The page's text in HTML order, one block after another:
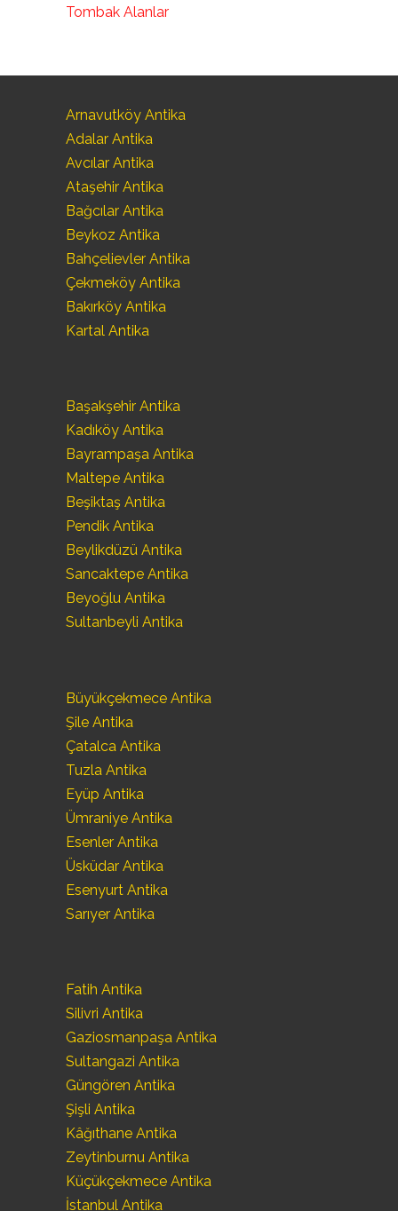
Tombak Alanlar
Arnavutköy Antika
Adalar Antika
Avcılar Antika
Ataşehir Antika
Bağcılar Antika
Beykoz Antika
Bahçelievler Antika
Çekmeköy Antika
Bakırköy Antika
Kartal Antika
Başakşehir Antika
Kadıköy Antika
Bayrampaşa Antika
Maltepe Antika
Beşiktaş Antika
Pendik Antika
Beylikdüzü Antika
Sancaktepe Antika
Beyoğlu Antika
Sultanbeyli Antika
Büyükçekmece Antika
Şile Antika
Çatalca Antika
Tuzla Antika
Eyüp Antika
Ümraniye Antika
Esenler Antika
Üsküdar Antika
Esenyurt Antika
Sarıyer Antika
Fatih Antika
Silivri Antika
Gaziosmanpaşa Antika
Sultangazi Antika
Güngören Antika
Şişli Antika
Kâğıthane Antika
Zeytinburnu Antika
Küçükçekmece Antika
İstanbul Antika